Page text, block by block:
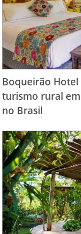
Boqueirão
turismo rural
no Brasil